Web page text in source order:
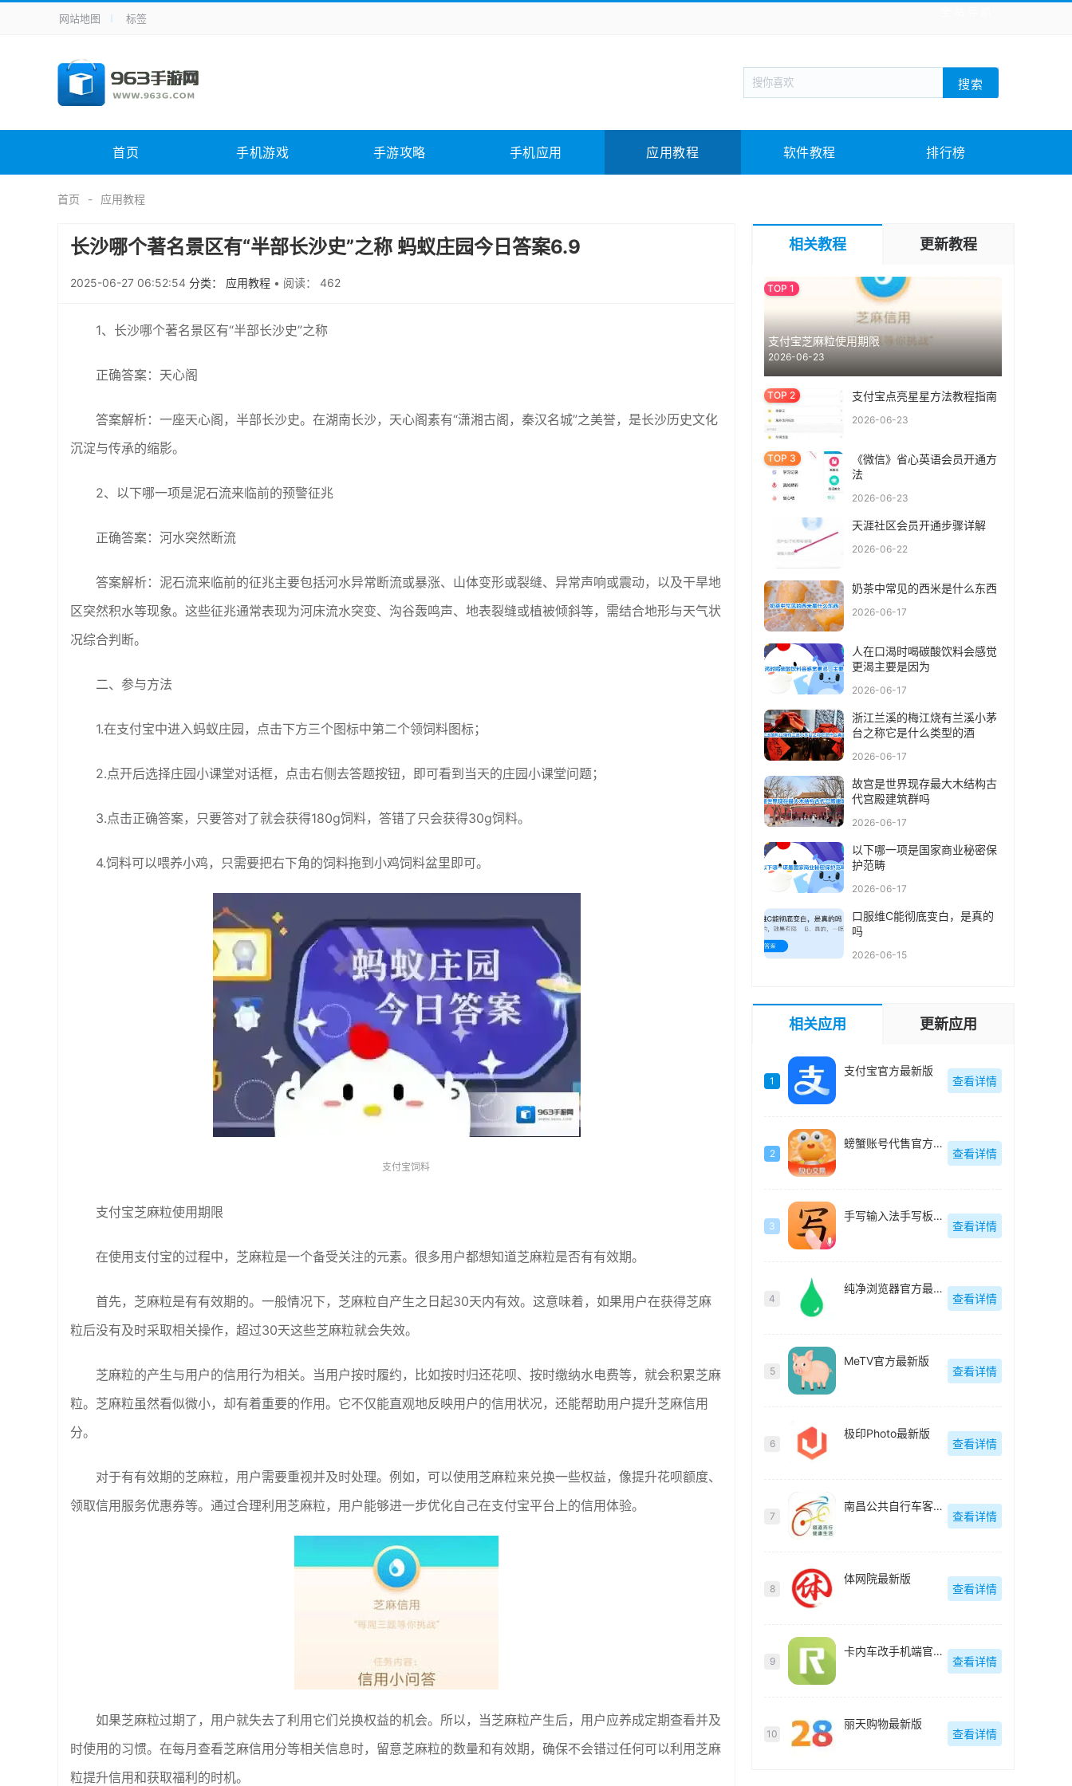
手机应用 新闻阅读 旅游出行 生活实用
手机游戏 体育竞技 战棋游戏 枪战射击 模拟经营
电脑软件 其它类别 图形软件 安全相关 应用软件 影音软件 插件下载 教育教学 游戏娱乐 系统软件 素材下载
未分类 综合其它
网站地图 标签
搜索
首页 手机游戏 手游攻略 手机应用 应用教程 软件教程 排行榜
首页 应用教程
长沙哪个著名景区有“半部长沙史”之称 蚂蚁庄园今日答案6.9
2025-06-27 06:52:54 分类： 应用教程 • 阅读： 462
1、长沙哪个著名景区有“半部长沙史”之称
正确答案：天心阁
答案解析：一座天心阁，半部长沙史。在湖南长沙，天心阁素有“潇湘古阁，秦汉名城”之美誉，是长沙历史文化
沉淀与传承的缩影。
2、以下哪一项是泥石流来临前的预警征兆
正确答案：河水突然断流
答案解析：泥石流来临前的征兆主要包括河水异常断流或暴涨、山体变形或裂缝、异常声响或震动，以及干旱地
区突然积水等现象。这些征兆通常表现为河床流水突变、沟谷轰鸣声、地表裂缝或植被倾斜等，需结合地形与天气状
况综合判断。
二、参与方法
1.在支付宝中进入蚂蚁庄园，点击下方三个图标中第二个领饲料图标；
2.点开后选择庄园小课堂对话框，点击右侧去答题按钮，即可看到当天的庄园小课堂问题；
3.点击正确答案，只要答对了就会获得180g饲料，答错了只会获得30g饲料。
4.饲料可以喂养小鸡，只需要把右下角的饲料拖到小鸡饲料盆里即可。
支付宝饲料
支付宝芝麻粒使用期限
在使用支付宝的过程中，芝麻粒是一个备受关注的元素。很多用户都想知道芝麻粒是否有有效期。
首先，芝麻粒是有有效期的。一般情况下，芝麻粒自产生之日起30天内有效。这意味着，如果用户在获得芝麻
粒后没有及时采取相关操作，超过30天这些芝麻粒就会失效。
芝麻粒的产生与用户的信用行为相关。当用户按时履约，比如按时归还花呗、按时缴纳水电费等，就会积累芝麻
粒。芝麻粒虽然看似微小，却有着重要的作用。它不仅能直观地反映用户的信用状况，还能帮助用户提升芝麻信用
分。
对于有有效期的芝麻粒，用户需要重视并及时处理。例如，可以使用芝麻粒来兑换一些权益，像提升花呗额度、
领取信用服务优惠券等。通过合理利用芝麻粒，用户能够进一步优化自己在支付宝平台上的信用体验。
如果芝麻粒过期了，用户就失去了利用它们兑换权益的机会。所以，当芝麻粒产生后，用户应养成定期查看并及
时使用的习惯。在每月查看芝麻信用分等相关信息时，留意芝麻粒的数量和有效期，确保不会错过任何可以利用芝麻
粒提升信用和获取福利的时机。
相关教程 更新教程
支付宝芝麻粒使用期限
2026-06-23
支付宝点亮星星方法教程指南
2026-06-23
《微信》省心英语会员开通方
法
2026-06-23
天涯社区会员开通步骤详解
2026-06-22
奶茶中常见的西米是什么东西
2026-06-17
人在口渴时喝碳酸饮料会感觉
更渴主要是因为
2026-06-17
浙江兰溪的梅江烧有兰溪小茅
台之称它是什么类型的酒
2026-06-17
故宫是世界现存最大木结构古
代宫殿建筑群吗
2026-06-17
以下哪一项是国家商业秘密保
护范畴
2026-06-17
口服维C能彻底变白，是真的
吗
2026-06-15
相关应用 更新应用
1
支付宝官方最新版
查看详情
2
螃蟹账号代售官方最新版
查看详情
3
手写输入法手写板最新版
查看详情
4
纯净浏览器官方最新版
查看详情
5
MeTV官方最新版
查看详情
6
极印Photo最新版
查看详情
7
南昌公共自行车客户端(洪城乐骑行)最新版
查看详情
8
体网院最新版
查看详情
9
卡内车改手机端官方最新版
查看详情
10
丽天购物最新版
查看详情